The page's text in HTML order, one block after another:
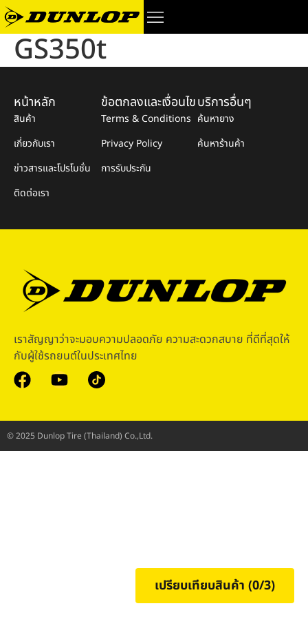
GS350t
© 2025 Dunlop Tire (Thailand) Co.,Ltd.
เราสัญญาว่าจะมอบความปลอดภัย ความสะดวกสบาย ที่ดีที่สุดให้
กับผู้ใช้รถยนต์ในประเทศไทย
หน้าหลัก
สินค้า
เกี่ยวกับเรา
ข่าวสารและโปรโมชั่น
ติดต่อเรา
ข้อตกลงและเงื่อนไข
Terms & Conditions
Privacy Policy
การรับประกัน
บริการอื่นๆ
ค้นหายาง
ค้นหาร้านค้า
เปรียบเทียบสินค้า (0/3)